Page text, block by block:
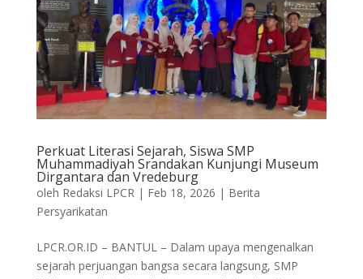
Perkuat Literasi Sejarah, Siswa SMP
Muhammadiyah Srandakan Kunjungi Museum
Dirgantara dan Vredeburg
oleh Redaksi LPCR | Feb 18, 2026 | Berita
Persyarikatan
LPCR.OR.ID – BANTUL – Dalam upaya mengenalkan
sejarah perjuangan bangsa secara langsung, SMP